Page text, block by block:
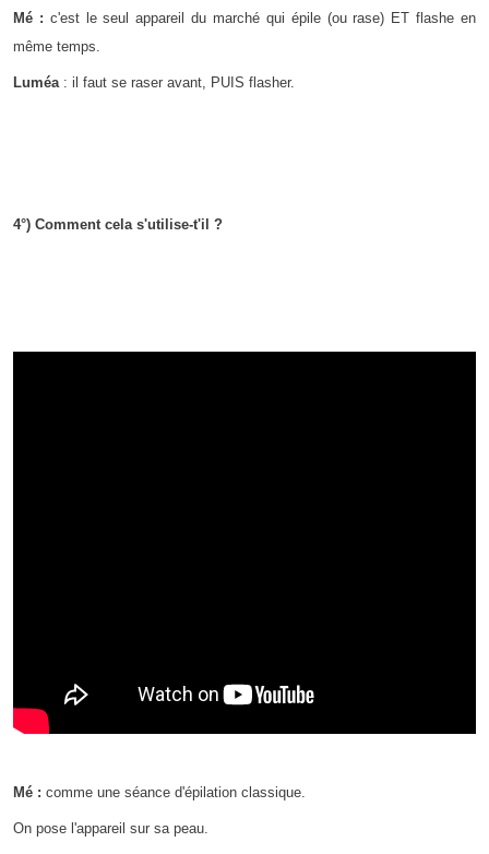
Mé : c'est le seul appareil du marché qui épile (ou rase) ET flashe en
même temps.
Luméa: il faut se raser avant, PUIS flasher.
4°) Comment cela s'utilise-t'il ?
Mé : comme une séance d'épilation classique.
On pose l'appareil sur sa peau.